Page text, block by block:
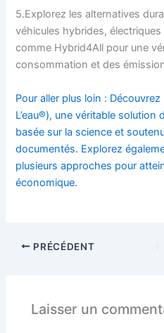
5.Explorez les alternatives
véhicules hybrides,
comme Hybrid4All pour une
consommation et des
Pour aller plus loin :
L’eau®), une véritable solution
basée sur la science et
documentés. Explorez
plusieurs approches pour
économique.
PRÉCÉDENT
Laisser un